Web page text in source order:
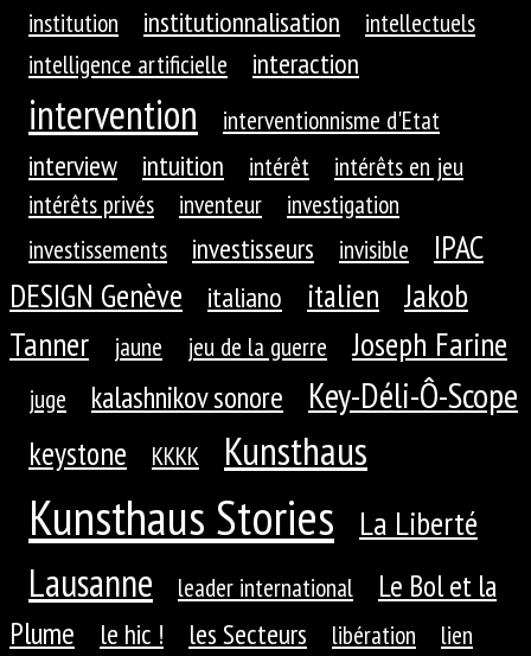
institution
institutionnalisation
intellectuels
intelligence artificielle
interaction
intervention interventionnisme d'Etat
interview intuition intérêt
intérêts en jeu
intérêts privés
inventeur
investigation
investissements
investisseurs invisible
IPAC
DESIGN Genève
italiano italien
Jakob
Tanner
jaune jeu de la guerre Joseph Farine
juge kalashnikov sonore Key-Déli-Ô-Scope
keystone KKKK Kunsthaus
Kunsthaus Stories La Liberté
Lausanne leader international
Le Bol et la
Plume
le hic ! les Secteurs libération lien